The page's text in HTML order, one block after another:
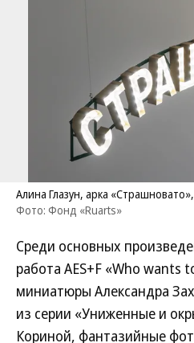
Алина Глазун, арка
Фото: Фонд «Ruarts»
Среди основных
работа AES+F «Who wants
миниатюры Александра
из серии «Униженные и
Кориной, фантазийные